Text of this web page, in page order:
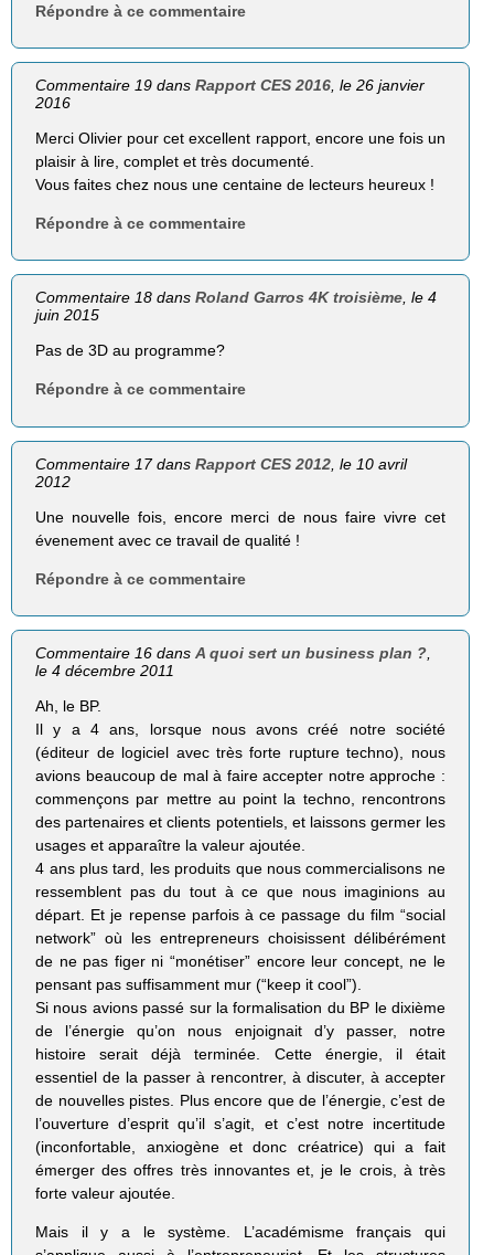
Répondre à ce commentaire
Commentaire 19 dansRapport CES 2016 , le 26 janvier
2016
Merci Olivier pour cet excellent rapport, encore une fois un
plaisir à lire, complet et très documenté.
Vous faites chez nous une centaine de lecteurs heureux !
Répondre à ce commentaire
Commentaire 18 dansRoland Garros 4K troisième, le 4
juin 2015
Pas de 3D au programme?
Répondre à ce commentaire
Commentaire 17 dansRapport CES 2012 , le 10 avril
2012
Une nouvelle fois, encore merci de nous faire vivre cet
évenement avec ce travail de qualité !
Répondre à ce commentaire
Commentaire 16 dansA quoi sert un business plan ?
le 4 décembre 2011
Ah, le BP.
Il y a 4 ans, lorsque nous avons créé notre société
(éditeur de logiciel avec très forte rupture techno), nous
avions beaucoup de mal à faire accepter notre approche :
commençons par mettre au point la techno, rencontrons
des partenaires et clients potentiels, et laissons germer les
usages et apparaître la valeur ajoutée.
4 ans plus tard, les produits que nous commercialisons ne
ressemblent pas du tout à ce que nous imaginions au
départ. Et je repense parfois à ce passage du film “social
network” où les entrepreneurs choisissent délibérément
de ne pas figer ni “monétiser” encore leur concept, ne le
pensant pas suffisamment mur (“keep it cool”).
Si nous avions passé sur la formalisation du BP le dixième
de l’énergie qu’on nous enjoignait d’y passer, notre
histoire serait déjà terminée. Cette énergie, il était
essentiel de la passer à rencontrer, à discuter, à accepter
de nouvelles pistes. Plus encore que de l’énergie, c’est de
l’ouverture d’esprit qu’il s’agit, et c’est notre incertitude
(inconfortable, anxiogène et donc créatrice) qui a fait
émerger des offres très innovantes et, je le crois, à très
forte valeur ajoutée.
Mais il y a le système. L’académisme français qui